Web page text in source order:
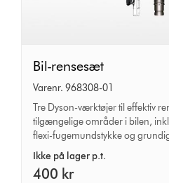
Bil-
rensesæt
Bil-rensesæt
Varenr. 968308-01
Tre Dyson-værktøjer til effektiv
tilgængelige områder i bilen,
flexi-fugemundstykke og
Ikke på lager p.t.
400 kr